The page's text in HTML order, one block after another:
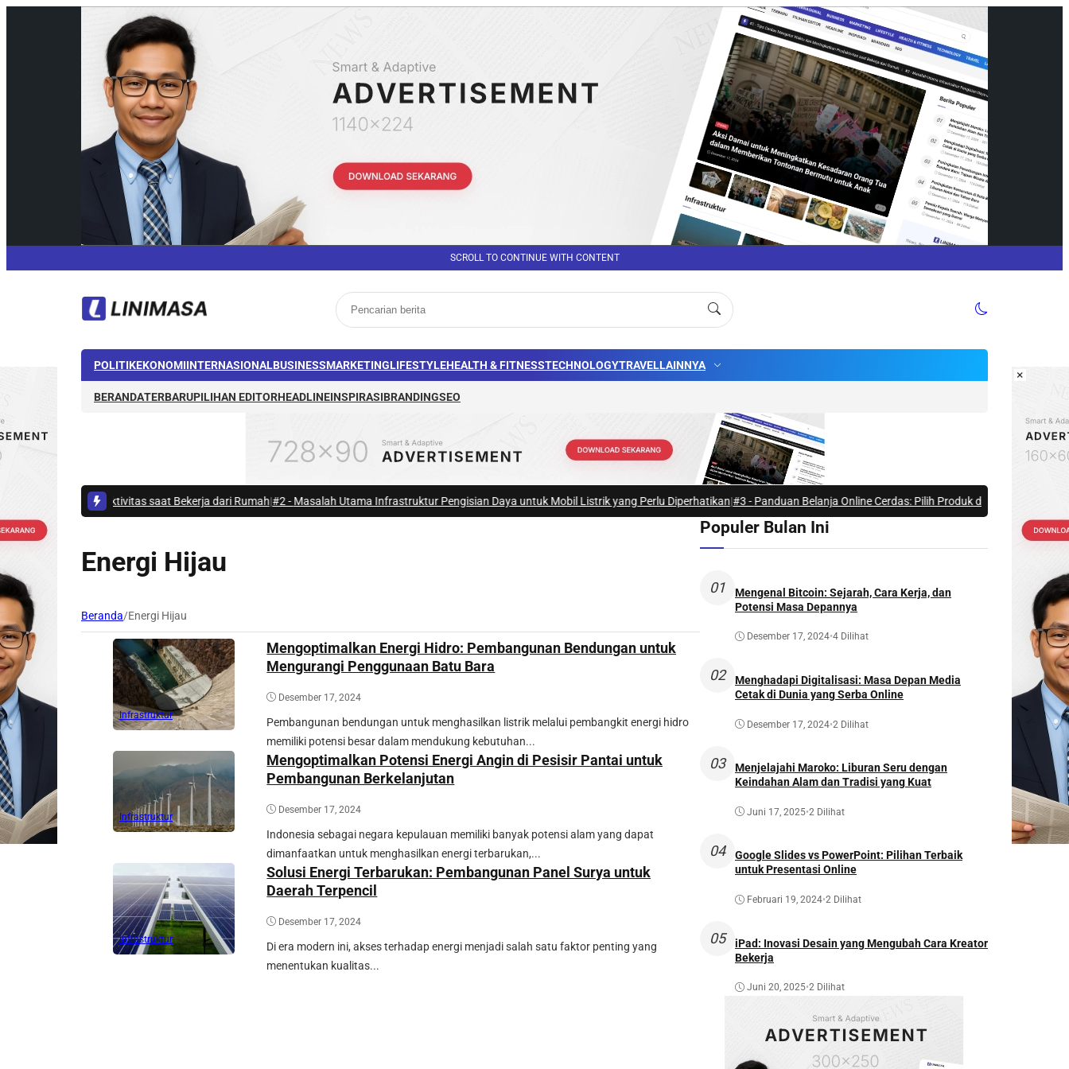
SCROLL TO CONTINUE WITH CONTENT
POLITIKEKONOMIINTERNASIONALBUSINESSMARKETINGLIFESTYLEHEALTH & FITNESSTECHNOLOGYTRAVELLAINNYA
BERANDATERBARUPILIHAN EDITORHEADLINEINSPIRASIBRANDINGSEO
Produktivitas saat Bekerja dari Rumah|#2 -Masalah Utama Infrastruktur Pengisian Daya untuk Mobil Listrik yang Perlu Diperhatikan|#3 -Panduan Belanja Online Cerdas: Pilih Produk dengan Bijak dan Hindari
Energi Hijau
Beranda/Energi Hijau
Infrastruktur
Mengoptimalkan Energi Hidro: Pembangunan Bendungan untuk
Mengurangi Penggunaan Batu Bara
Desember 17, 2024
Pembangunan bendungan untuk menghasilkan listrik melalui pembangkit energi hidro
memiliki potensi besar dalam mendukung kebutuhan...
Infrastruktur
Mengoptimalkan Potensi Energi Angin di Pesisir Pantai untuk
Pembangunan Berkelanjutan
Desember 17, 2024
Indonesia sebagai negara kepulauan memiliki banyak potensi alam yang dapat
dimanfaatkan untuk menghasilkan energi terbarukan,...
Infrastruktur
Solusi Energi Terbarukan: Pembangunan Panel Surya untuk
Daerah Terpencil
Desember 17, 2024
Di era modern ini, akses terhadap energi menjadi salah satu faktor penting yang
menentukan kualitas...
Populer Bulan Ini
01
Mengenal Bitcoin: Sejarah, Cara Kerja, dan
Potensi Masa Depannya
Desember 17, 2024•4 Dilihat
02
Menghadapi Digitalisasi: Masa Depan Media
Cetak di Dunia yang Serba Online
Desember 17, 2024•2 Dilihat
03
Menjelajahi Maroko: Liburan Seru dengan
Keindahan Alam dan Tradisi yang Kuat
Juni 17, 2025•2 Dilihat
04
Google Slides vs PowerPoint: Pilihan Terbaik
untuk Presentasi Online
Februari 19, 2024•2 Dilihat
05
iPad: Inovasi Desain yang Mengubah Cara Kreator
Bekerja
Juni 20, 2025•2 Dilihat
×